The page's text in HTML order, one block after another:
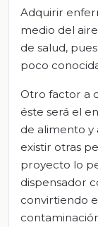
Adquirir
medio del
de salud,
poco
Otro factor a
éste será el
de alimento y
existir otras
proyecto lo
dispensador
convirtiendo